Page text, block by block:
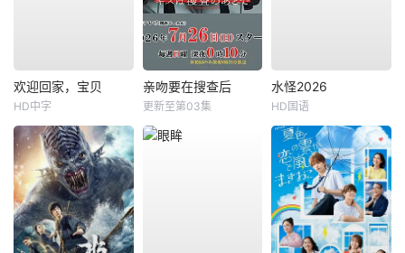
欢迎回家，宝贝
HD中字
亲吻要在搜查后
更新至第03集
水怪2026
HD国语